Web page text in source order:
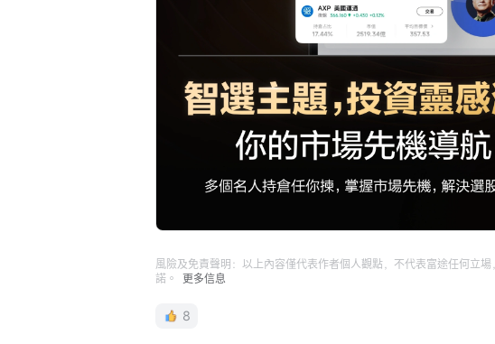
風險及免責聲明：以上內容僅代表作者個人觀點，不代表富途任何立
諾。
更多信息
8